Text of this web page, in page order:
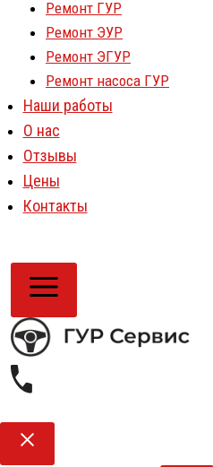
Ремонт ГУР
Ремонт ЭУР
Ремонт ЭГУР
Ремонт насоса ГУР
Наши работы
О нас
Отзывы
Цены
Контакты